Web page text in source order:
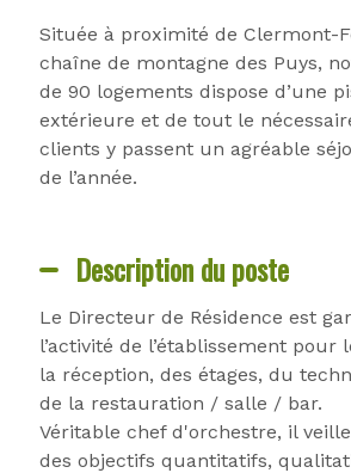
Située à proximité de Clermont-
chaîne de montagne des Puys,
de 90 logements dispose d’une
extérieure et de tout le
clients y passent un agréable
de l’année.
Description du poste
Le Directeur de Résidence est
l’activité de l’établissement pour
la réception, des étages, du
de la restauration / salle / bar.
Véritable chef d'orchestre, il
des objectifs quantitatifs,